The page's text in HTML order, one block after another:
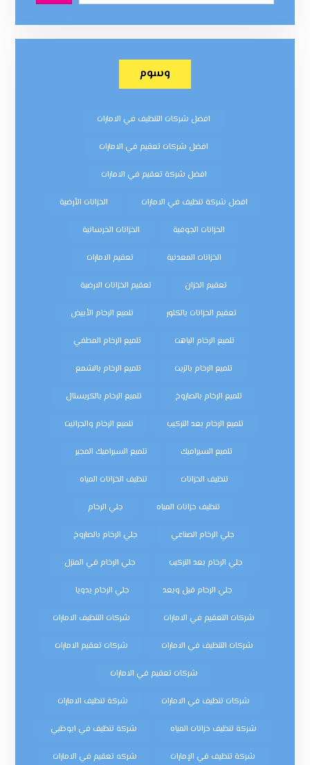
وسوم
افضل شركات التنظيف في الامارات
افضل شركات تعقيم في الامارات
افضل شركة تعقيم في الامارات
افضل شركة تنظيف في الامارات الخزانات الأرضية
الخزانات الجوفية الخزانات الخرسانية
الخزانات المعدنية تعقيم الامارات
تعقيم الخزان تعقيم الخزانات الارضية
تعقيم الخزانات بالكلور تلميع الرخام الأبيض
تلميع الرخام الباهت تلميع الرخام المطفي
تلميع الرخام بالزيت تلميع الرخام بالشمع
تلميع الرخام بالصاروخ تلميع الرخام بالكريستال
تلميع الرخام بعد التركيب تلميع الرخام والجرانيت
تلميع السيراميك تلميع السيراميك المجير
تنظيف الخزانات تنظيف الخزانات المياه
تنظيف خزانات المياه جلي الرخام
جلي الرخام الصناعي جلي الرخام بالصاروخ
جلي الرخام بعد التركيب جلي الرخام في المنزل
جلي الرخام قبل وبعد جلي الرخام يدويا
شركات التعقيم في الامارات شركات التنظيف الامارات
شركات التنظيف في الامارات شركات تعقيم الامارات
شركات تعقيم في الامارات
شركات تنظيف في الامارات شركة تنظيف الامارات
شركة تنظيف خزانات المياه شركة تنظيف في ابوظبي
شركة تنظيف في الإمارات شركه تعقيم في الامارات